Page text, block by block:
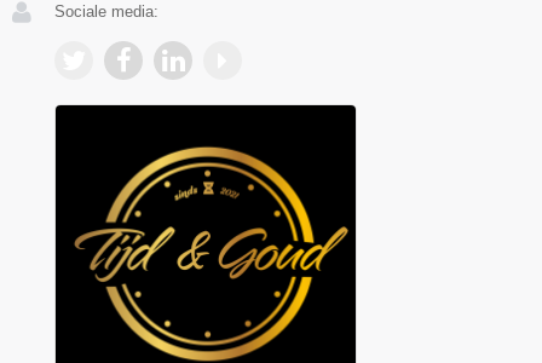
Sociale media: